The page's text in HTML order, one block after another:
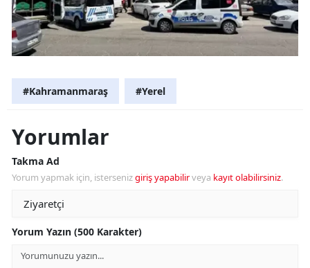
#Kahramanmaraş #Yerel
Yorumlar
Takma Ad
Yorum yapmak için, istersenizgiriş yapabilirveya kayıt olabilirsiniz.
Yorum Yazın (500 Karakter)